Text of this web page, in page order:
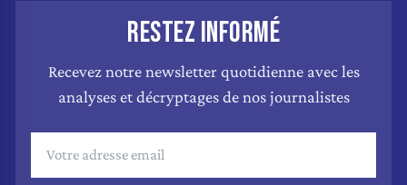
RESTEZ INFORMÉ
Recevez notre newsletter quotidienne avec les
analyses et décryptages de nos journalistes